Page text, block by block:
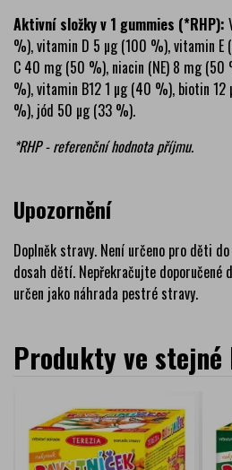
Aktivní složky v 1 gummies (*RHP):
%), vitamin D 5 µg (100 %), vitamin
C 40 mg (50 %), niacin (NE) 8 mg
%), vitamin B12 1 µg (40 %), biotin
%), jód 50 µg (33 %).
*RHP - referenční hodnota příjmu.
Upozornění
Doplněk stravy. Není určeno pro děti
dosah dětí. Nepřekračujte doporučené
určen jako náhrada pestré stravy.
Produkty ve